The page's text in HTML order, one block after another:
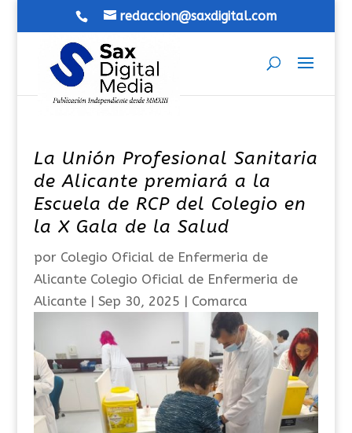
redaccion@saxdigital.com
La Unión Profesional Sanitaria
de Alicante premiará a la
Escuela de RCP del Colegio en
la X Gala de la Salud
por Colegio Oficial de Enfermeria de
Alicante Colegio Oficial de Enfermeria de
Alicante| Sep 30, 2025 | Comarca